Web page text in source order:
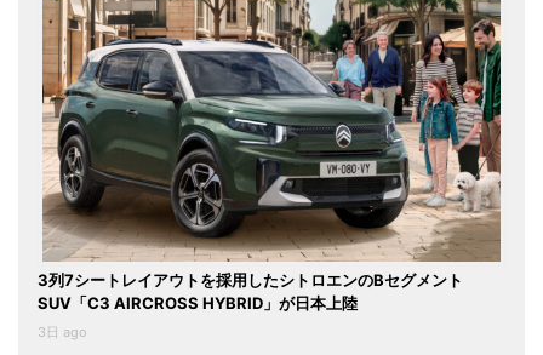
3列7シートレイアウトを採用したシトロエンのBセグメント
SUV「C3 AIRCROSS HYBRID」が日本上陸
3日 ago